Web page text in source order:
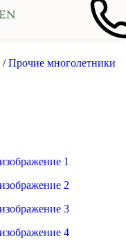
/ Прочие многолетники